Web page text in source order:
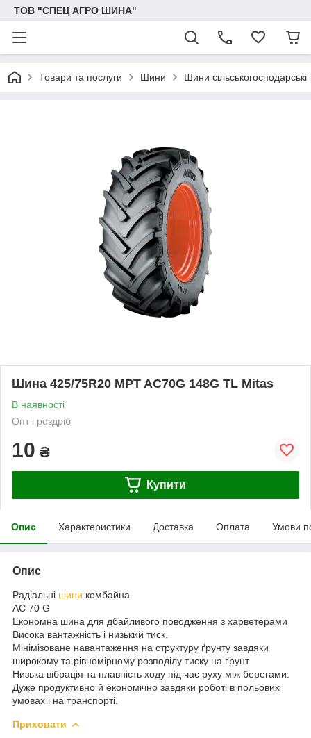
ТОВ "СПЕЦ АГРО ШИНА"
Товари та послуги Шини Шини сільськогосподарські
Шина 425/75R20 MPT AC70G 148G TL Mitas
В наявності
Опт і роздріб
10 ₴
Купити
Опис Характеристики Доставка Оплата Умови
Опис
Радіальні шини комбайна
AC 70 G
Економна шина для дбайливого поводження з харветерами
Висока вантажність і низький тиск.
Мінімізоване навантаження на структуру ґрунту завдяки
широкому та рівномірному розподілу тиску на ґрунт.
Низька вібрація та плавність ходу під час руху між берегами.
Дуже продуктивно й економічно завдяки роботі в польових
умовах і на транспорті.
Приховати